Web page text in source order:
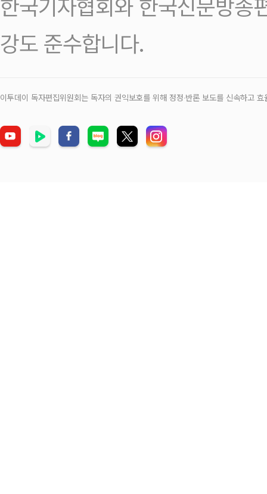
한국기자협회와 한국신문방송
강도 준수합니다.
이투데이 독자편집위원회는 독자의 권익보호를 위해 정정‧반론 보도를 신속하고